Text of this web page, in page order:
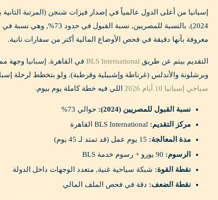
2024). بالنسبة للمصريين, نسبة
معروفة بأنها دقيقة في فحص الأوضاع المالية أكتر من سفارات تانية.
التقديم بيتم عن طريق BLS International في القاهرة. إسبانيا وجهة
وبرشلونة والأندلس (غرناطة وإشبيلية وقرطبة). ولو بتخطط لرحلة
سياحي إسبانيا 10 أيام 2026
اللي فيه خطة كاملة يوم بيوم.
نسبة القبول للمصريين (2024):
حوالي 73%
مركز التقديم:
مدة المعالجة:
الرسوم:
نقطة القوة: شبكة سياحية غنية, متعدد الوجهات داخل الدولة
نقطة الضعف: دقة في فحص الملف المالي